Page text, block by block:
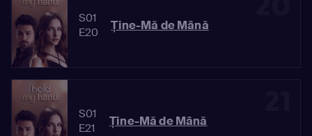
S01
E20
Ține-Mă de Mână
S01
E21
Ține-Mă de Mână